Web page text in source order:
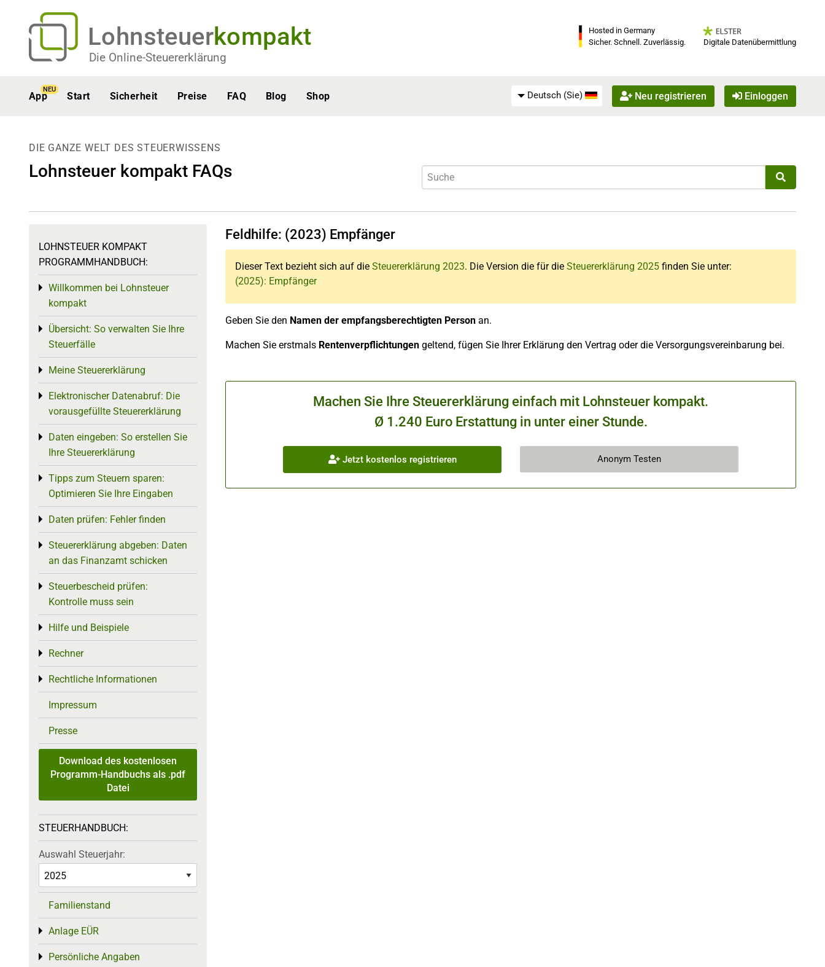
Lohnsteuerkompakt
Die Online-Steuererklärung
Hosted in Germany
Sicher. Schnell. Zuverlässig.
Digitale Datenübermittlung
App
NEU
Start Sicherheit Preise FAQ Blog Shop Deutsch (Sie) Neu registrieren Einloggen
DIE GANZE WELT DES STEUERWISSENS
Lohnsteuer kompakt FAQs
Feldhilfe: (2023) Empfänger
Dieser Text bezieht sich auf die Steuererklärung 2023. Die Version die für die Steuererklärung 2025 finden Sie unter:
(2025): Empfänger
Geben Sie den Namen der empfangsberechtigten Person an.
Machen Sie erstmals Rentenverpflichtungen geltend, fügen Sie Ihrer Erklärung den Vertrag oder die Versorgungsvereinbarung bei.
Machen Sie Ihre Steuererklärung einfach mit Lohnsteuer kompakt.
Ø 1.240 Euro Erstattung in unter einer Stunde.
Jetzt kostenlos registrieren Anonym Testen
LOHNSTEUER KOMPAKT
PROGRAMMHANDBUCH:
Willkommen bei Lohnsteuer
kompakt
Toggle menu
Übersicht: So verwalten Sie Ihre
Steuerfälle
Toggle menu
Meine Steuererklärung
Toggle menu
Elektronischer Datenabruf: Die
vorausgefüllte Steuererklärung
Toggle menu
Daten eingeben: So erstellen Sie
Ihre Steuererklärung
Toggle menu
Tipps zum Steuern sparen:
Optimieren Sie Ihre Eingaben
Toggle menu
Daten prüfen: Fehler finden
Toggle menu
Steuererklärung abgeben: Daten
an das Finanzamt schicken
Toggle menu
Steuerbescheid prüfen:
Kontrolle muss sein
Toggle menu
Hilfe und Beispiele
Toggle menu
Rechner
Toggle menu
Rechtliche Informationen
Toggle menu
Impressum
Presse
Download des kostenlosen
Programm-Handbuchs als .pdf
Datei
STEUERHANDBUCH:
Auswahl Steuerjahr:
Familienstand
Anlage EÜR
Toggle menu
Persönliche Angaben
Toggle menu